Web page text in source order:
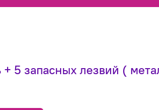
5 запасных лезвий (